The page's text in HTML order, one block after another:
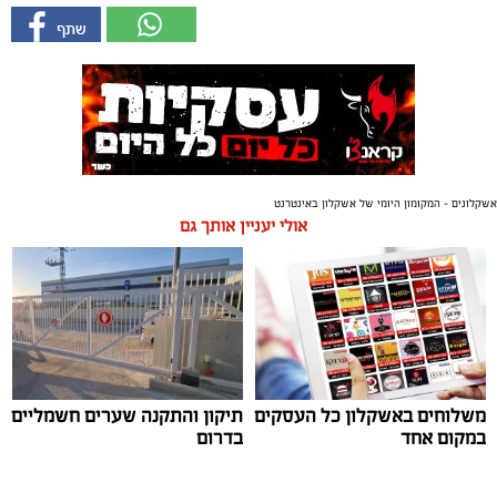
אשקלונים - המקומון היומי של אשקלון באינטרנט
אולי יעניין אותך גם
משלוחים באשקלון כל העסקים
במקום אחד
תיקון והתקנה שערים חשמליים
בדרום